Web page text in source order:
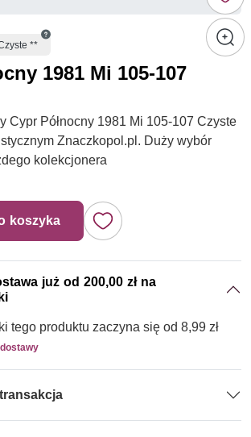
**
1981 Mi 105-107
Cypr Północny 1981 Mi 105-107 Czyste
Znaczkopol.pl. Duży wybór
kolekcjonera
koszyka
już od 200,00 zł na
tego produktu zaczyna się od 8,99 zł